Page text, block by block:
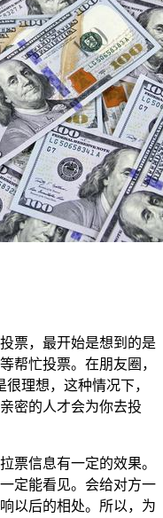
票，最开始是想到的是
帮忙投票。在朋友圈，
理想，这种情况下，
密的人才会为你去投
票信息有一定的效果。
定能看见。会给对方一
以后的相处。所以，为